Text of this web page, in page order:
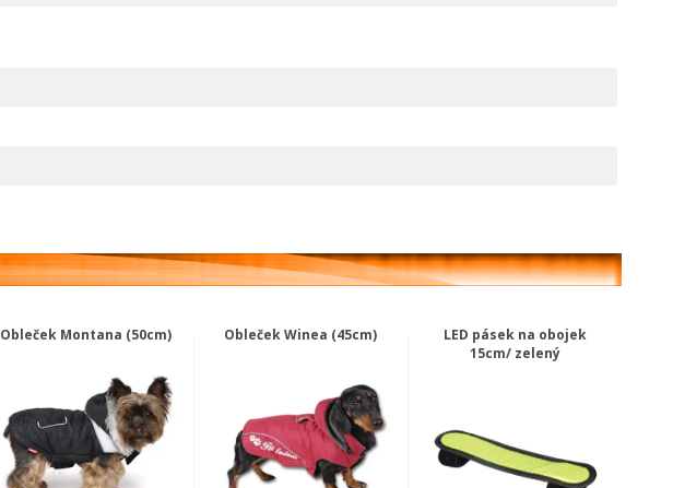
Obleček Montana (50cm) Obleček Winea (45cm)
LED pásek na obojek
15cm/ zelený